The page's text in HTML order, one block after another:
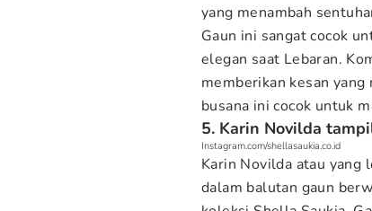
yang menambah
Gaun ini sangat cocok
elegan saat Lebaran.
memberikan kesan
busana ini cocok untuk
5. Karin Novilda
Instagram.com/shellasaukia.co.id
Karin Novilda atau yang
dalam balutan gaun